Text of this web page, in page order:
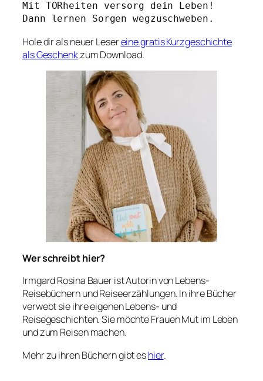
Mit TORheiten versorg dein Leben!
Dann lernen Sorgen wegzuschweben.
Hole dir als neuer Lesereine gratis Kurzgeschichte
als Geschenkzum Download.
Wer schreibt hier?
Irmgard Rosina Bauer ist Autorin von Lebens-
Reisebüchern und Reiseerzählungen. In ihre Bücher
verwebt sie ihre eigenen Lebens- und
Reisegeschichten. Sie möchte Frauen Mut im Leben
und zum Reisen machen.
Mehr zu ihren Büchern gibt eshier.